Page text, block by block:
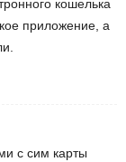
кошелька
приложение, а
с сим карты